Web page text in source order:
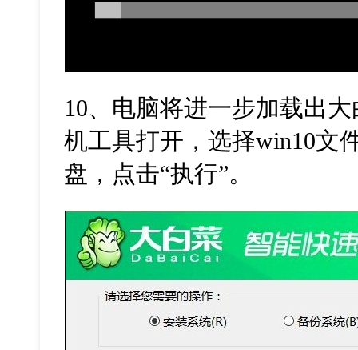
10、电脑将进一步加载出
机工具打开，选择win10文
盘，点击“执行”。